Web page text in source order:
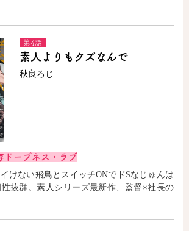
第4話
素人よりもクズなんで
秋良ろじ
ドープネス・ラブ
けない飛鳥とスイッチONでドSなじゅんは
抜群。素人シリーズ最新作、監督×社長の